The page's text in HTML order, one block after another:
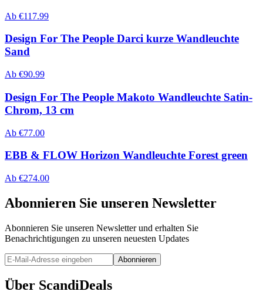
Ab €117.99
Design For The People Darci kurze Wandleuchte
Sand
Ab €90.99
Design For The People Makoto Wandleuchte Satin-
Chrom, 13 cm
Ab €77.00
EBB & FLOW Horizon Wandleuchte Forest green
Ab €274.00
Abonnieren Sie unseren Newsletter
Abonnieren Sie unseren Newsletter und erhalten Sie
Benachrichtigungen zu unseren neuesten Updates
Abonnieren
Über ScandiDeals